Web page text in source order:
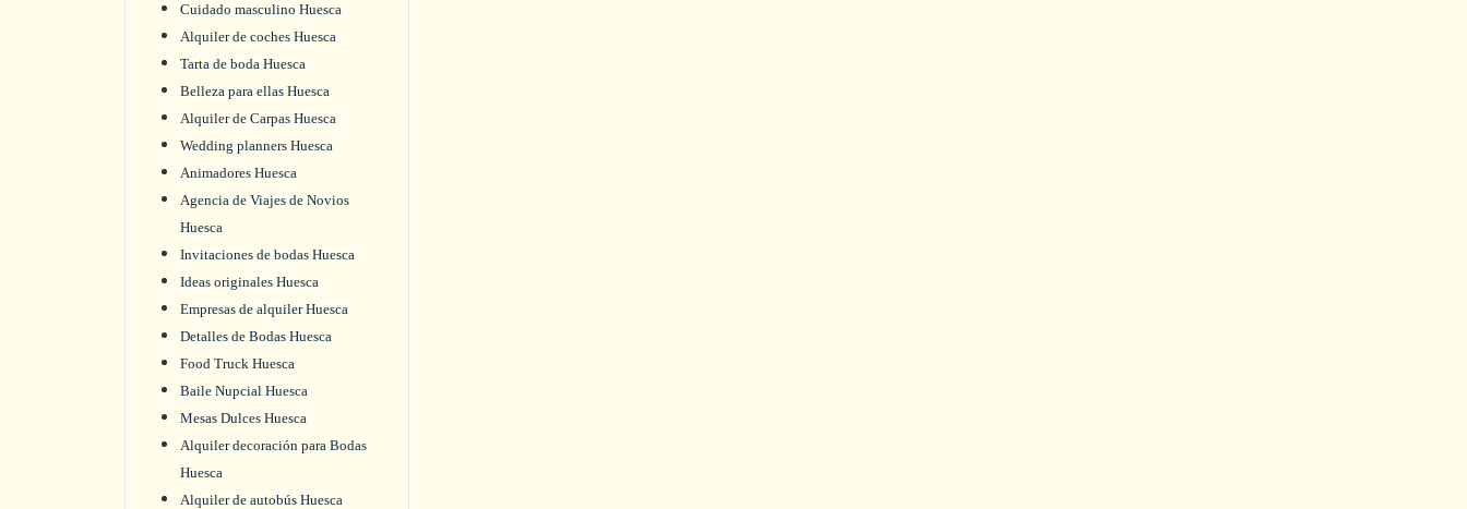
Cuidado masculino Huesca
Alquiler de coches Huesca
Tarta de boda Huesca
Belleza para ellas Huesca
Alquiler de Carpas Huesca
Wedding planners Huesca
Animadores Huesca
Agencia de Viajes de Novios
Huesca
Invitaciones de bodas Huesca
Ideas originales Huesca
Empresas de alquiler Huesca
Detalles de Bodas Huesca
Food Truck Huesca
Baile Nupcial Huesca
Mesas Dulces Huesca
Alquiler decoración para Bodas
Huesca
Alquiler de autobús Huesca